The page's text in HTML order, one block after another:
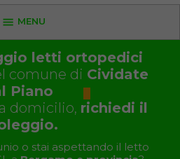
MENU
letti ortopedici
comune di Cividate
Piano
domicilio, richiedi il
o stai aspettando il letto